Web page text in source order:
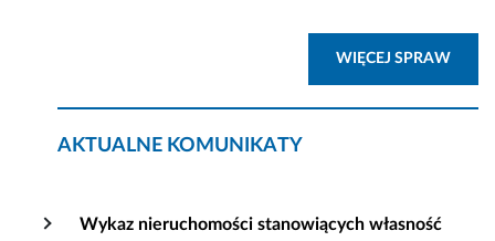
WIĘCEJ SPRAW
AKTUALNE KOMUNIKATY
Wykaz nieruchomości stanowiących własność